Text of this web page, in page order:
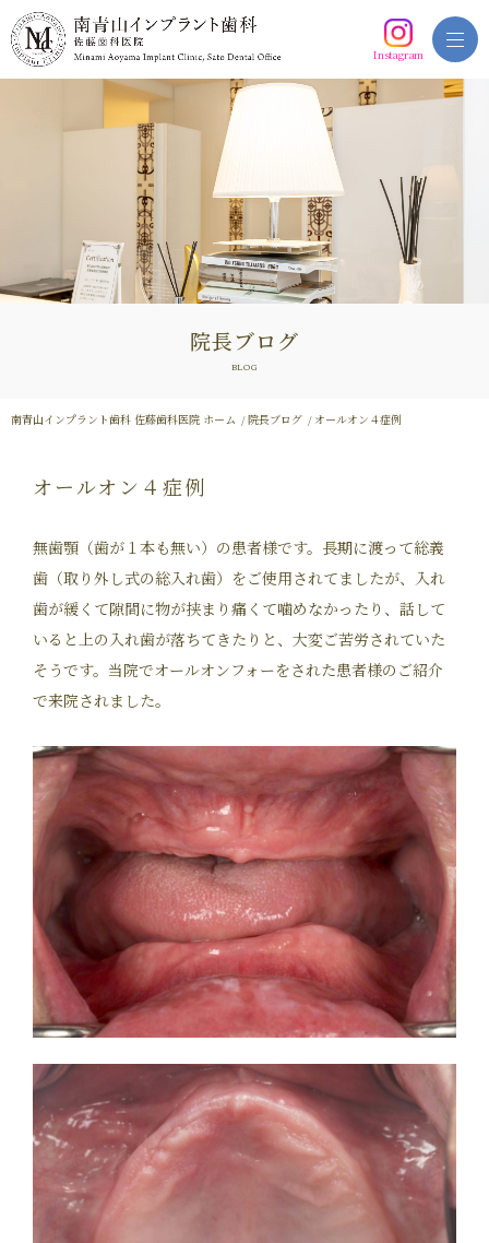
Instagram
院長ブログ
BLOG
南青山インプラント歯科 佐藤歯科医院 ホーム 院長ブログ オールオン４症例
オールオン４症例
無歯顎（歯が１本も無い）の患者様です。長期に渡って総義
歯（取り外し式の総入れ歯）をご使用されてましたが、入れ
歯が緩くて隙間に物が挟まり痛くて噛めなかったり、話して
いると上の入れ歯が落ちてきたりと、大変ご苦労されていた
そうです。当院でオールオンフォーをされた患者様のご紹介
で来院されました。